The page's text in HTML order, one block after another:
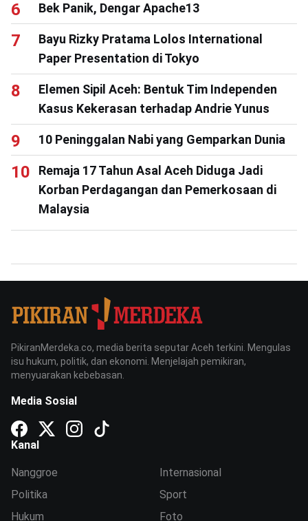
Bek Panik, Dengar Apache13
Bayu Rizky Pratama Lolos International
Paper Presentation di Tokyo
Elemen Sipil Aceh: Bentuk Tim Independen
Kasus Kekerasan terhadap Andrie Yunus
10 Peninggalan Nabi yang Gemparkan Dunia
Remaja 17 Tahun Asal Aceh Diduga Jadi
Korban Perdagangan dan Pemerkosaan di
Malaysia
PikiranMerdeka.co, media berita seputar Aceh terkini. Mengulas
isu hukum, politik, dan ekonomi. Menjelajah pemikiran,
menyuarakan kebebasan.
Media Sosial
Kanal
Nanggroe
Politika
Hukum
Internasional
Sport
Foto